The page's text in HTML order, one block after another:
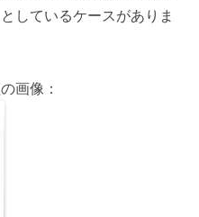
しているケースがありま
画像：